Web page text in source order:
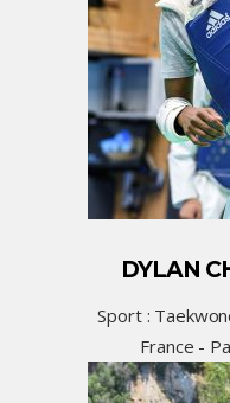
DYLAN
Sport :
France -